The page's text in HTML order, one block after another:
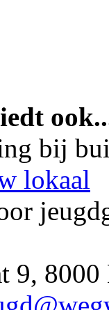
bij
lokaal
9,